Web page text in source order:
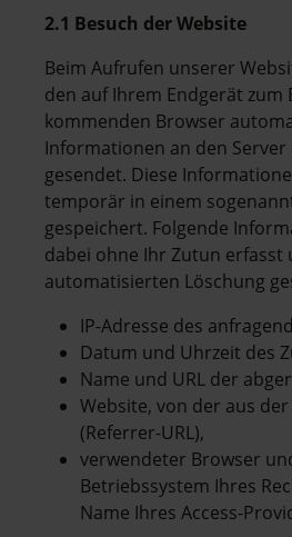
2.1 Besuch der Website
Beim Aufrufen unserer
den auf Ihrem Endgerät zum
kommenden Browser
Informationen an den
gesendet. Diese
temporär in einem
gespeichert. Folgende
dabei ohne Ihr Zutun erfasst
automatisierten Löschung
IP-Adresse des
Datum und Uhrzeit des
Name und URL der
Website, von der aus
(Referrer-URL),
verwendeter Browser
Betriebssystem Ihres
Name Ihres Access-